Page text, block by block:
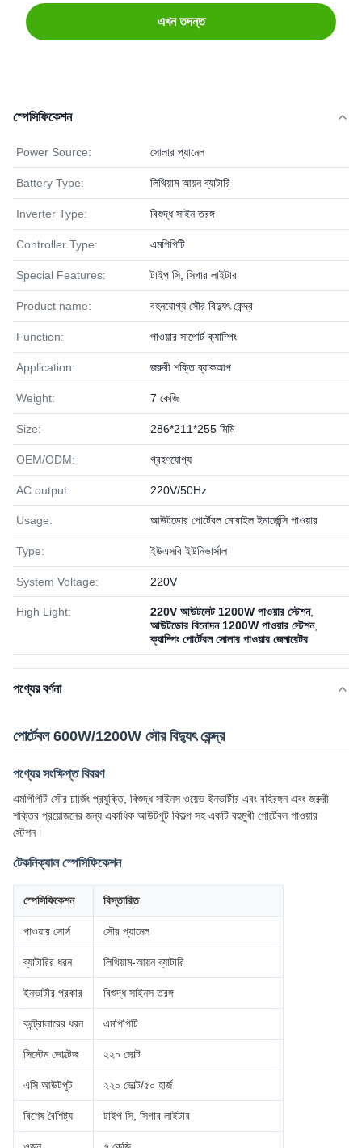
এখন তদন্ত
স্পেসিফিকেশন
Power Source: সোলার প্যানেল
Battery Type: লিথিয়াম আয়ন ব্যাটারি
Inverter Type: বিশুদ্ধ সাইন তরঙ্গ
Controller Type: এমপিপিটি
Special Features: টাইপ সি, সিগার লাইটার
Product name: বহনযোগ্য সৌর বিদ্যুৎ কেন্দ্র
Function: পাওয়ার সাপোর্ট ক্যাম্পিং
Application: জরুরী শক্তি ব্যাকআপ
Weight: 7 কেজি
Size: 286*211*255 মিমি
OEM/ODM: গ্রহণযোগ্য
AC output: 220V/50Hz
Usage: আউটডোর পোর্টেবল মোবাইল ইমার্জেন্সি পাওয়ার
Type: ইউএসবি ইউনিভার্সাল
System Voltage: 220V
High Light: 220V আউটলেট 1200W পাওয়ার স্টেশন,
আউটডোর বিনোদন 1200W পাওয়ার স্টেশন,
ক্যাম্পিং পোর্টেবল সোলার পাওয়ার জেনারেটর
পণ্যের বর্ণনা
পোর্টেবল 600W/1200W সৌর বিদ্যুৎ কেন্দ্র
পণ্যের সংক্ষিপ্ত বিবরণ
এমপিপিটি সৌর চার্জিং প্রযুক্তি, বিশুদ্ধ সাইনস ওয়েভ ইনভার্টার এবং বহিরঙ্গন এবং জরুরী
শক্তির প্রয়োজনের জন্য একাধিক আউটপুট বিকল্প সহ একটি বহুমুখী পোর্টেবল পাওয়ার
স্টেশন।
টেকনিক্যাল স্পেসিফিকেশন
স্পেসিফিকেশন বিস্তারিত
পাওয়ার সোর্স সৌর প্যানেল
ব্যাটারির ধরন লিথিয়াম-আয়ন ব্যাটারি
ইনভার্টার প্রকার বিশুদ্ধ সাইনস তরঙ্গ
কন্ট্রোলারের ধরন এমপিপিটি
সিস্টেম ভোল্টেজ ২২০ ভোল্ট
এসি আউটপুট ২২০ ভোল্ট/৫০ হার্জ
বিশেষ বৈশিষ্ট্য টাইপ সি, সিগার লাইটার